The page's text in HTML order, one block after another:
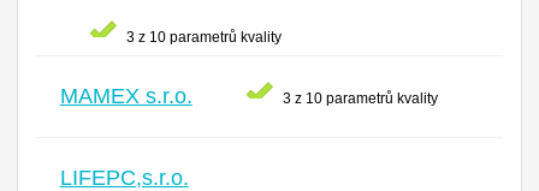
3 z 10 parametrů kvality
MAMEX s.r.o. 3 z 10 parametrů kvality
LIFEPC,s.r.o.